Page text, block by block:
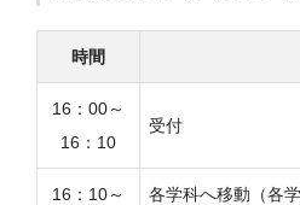
時間
16：00～
16：10
受付
16：10～
各学科へ移動（各